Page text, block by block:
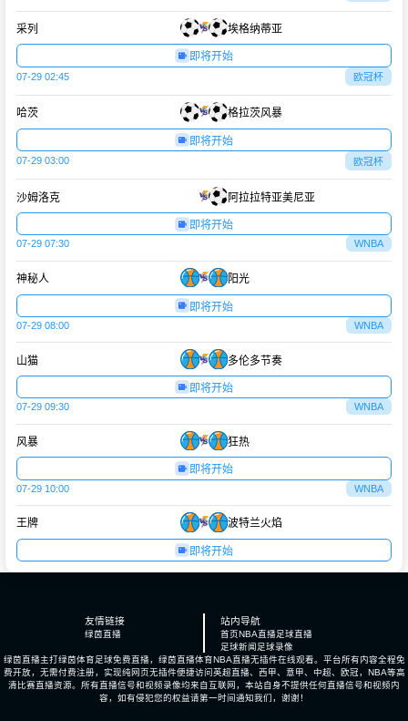
采列 埃格纳蒂亚
即将开始
07-29 02:45 欧冠杯
哈茨 格拉茨风暴
即将开始
07-29 03:00 欧冠杯
沙姆洛克 阿拉拉特亚美尼亚
即将开始
07-29 07:30 WNBA
神秘人 阳光
即将开始
07-29 08:00 WNBA
山猫 多伦多节奏
即将开始
07-29 09:30 WNBA
风暴 狂热
即将开始
07-29 10:00 WNBA
王牌 波特兰火焰
即将开始
友情链接
绿茵直播
站内导航
首页NBA直播足球直播
足球新闻足球录像
绿茵直播主打绿茵体育足球免费直播，绿茵直播体育NBA直播无插件在线观看。平台所有内容全程免
费开放，无需付费注册，实现纯网页无插件便捷访问英超直播、西甲、意甲、中超、欧冠，NBA等高
清比赛直播资源。所有直播信号和视频录像均来自互联网，本站自身不提供任何直播信号和视频内
容，如有侵犯您的权益请第一时间通知我们，谢谢！